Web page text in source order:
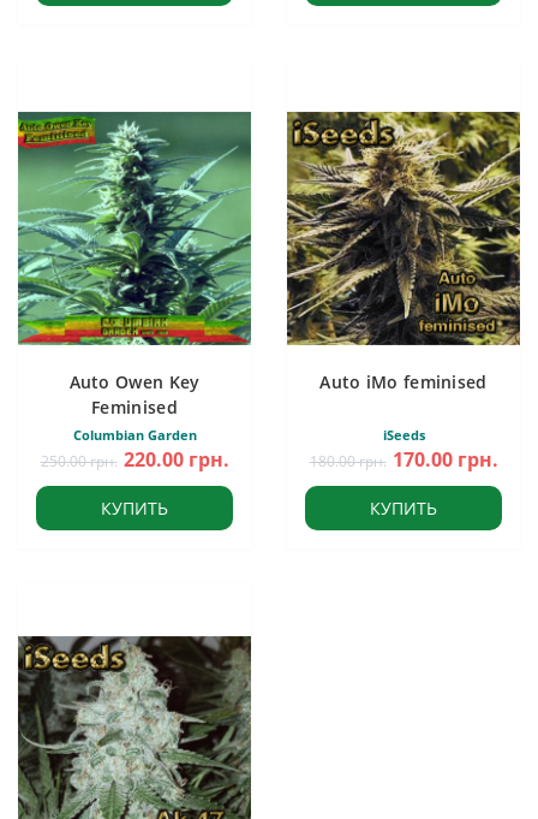
Auto Owen Key
Feminised
Columbian Garden
250.00 грн. 220.00 грн.
КУПИТЬ
Auto iMo feminised
iSeeds
180.00 грн. 170.00 грн.
КУПИТЬ